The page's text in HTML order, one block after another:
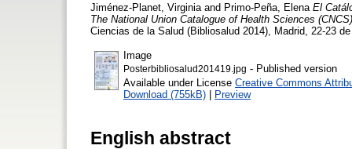
Jiménez-Planet, Virginia and Primo-Peña, Elena El
The National Union Catalogue of Health Sciences
Ciencias de la Salud (Bibliosalud 2014), Madrid, 22-23
Image
Posterbibliosalud201419.jpg - Published version
Available under License Creative Commons
Download (755kB) | Preview
English abstract